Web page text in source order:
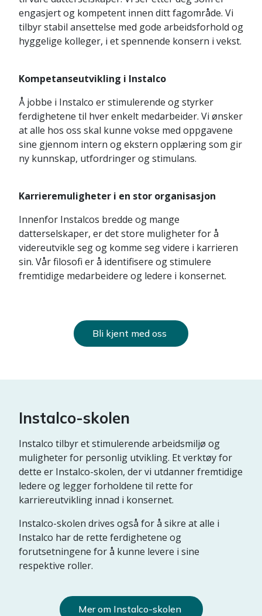
engasjert og kompetent innen ditt fagområde. Vi
tilbyr stabil ansettelse med gode arbeidsforhold og
hyggelige kolleger, i et spennende konsern i vekst.
Kompetanseutvikling i Instalco
Å jobbe i Instalco er stimulerende og styrker
ferdighetene til hver enkelt medarbeider. Vi ønsker
at alle hos oss skal kunne vokse med oppgavene
sine gjennom intern og ekstern opplæring som gir
ny kunnskap, utfordringer og stimulans.
Karrieremuligheter i en stor organisasjon
Innenfor Instalcos bredde og mange
datterselskaper, er det store muligheter for å
videreutvikle seg og komme seg videre i karrieren
sin. Vår filosofi er å identifisere og stimulere
fremtidige medarbeidere og ledere i konsernet.
Bli kjent med oss
Instalco-skolen
Instalco tilbyr et stimulerende arbeidsmiljø og
muligheter for personlig utvikling. Et verktøy for
dette er Instalco-skolen, der vi utdanner fremtidige
ledere og legger forholdene til rette for
karriereutvikling innad i konsernet.
Instalco-skolen drives også for å sikre at alle i
Instalco har de rette ferdighetene og
forutsetningene for å kunne levere i sine
respektive roller.
Mer om Instalco-skolen